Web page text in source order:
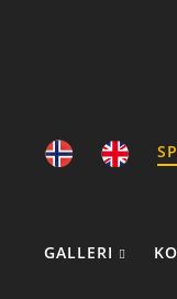
GALLERI